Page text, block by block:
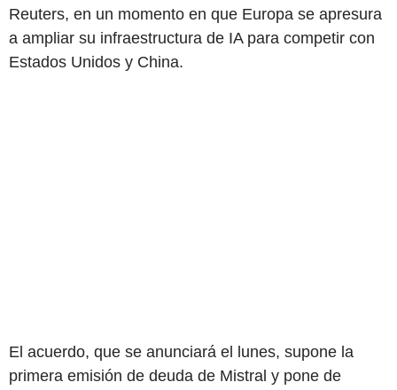
Reuters, en un momento en que Europa se apresura
a ampliar su infraestructura de IA para competir con
Estados Unidos y China.
El acuerdo, que se anunciará el lunes, supone la
primera emisión de deuda de Mistral y pone de